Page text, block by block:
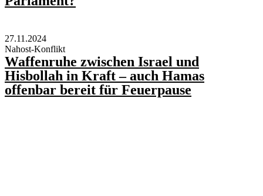
27.11.2024
Nahost-Konflikt
Waffenruhe zwischen Israel und
Hisbollah in Kraft – auch Hamas
offenbar bereit für Feuerpause